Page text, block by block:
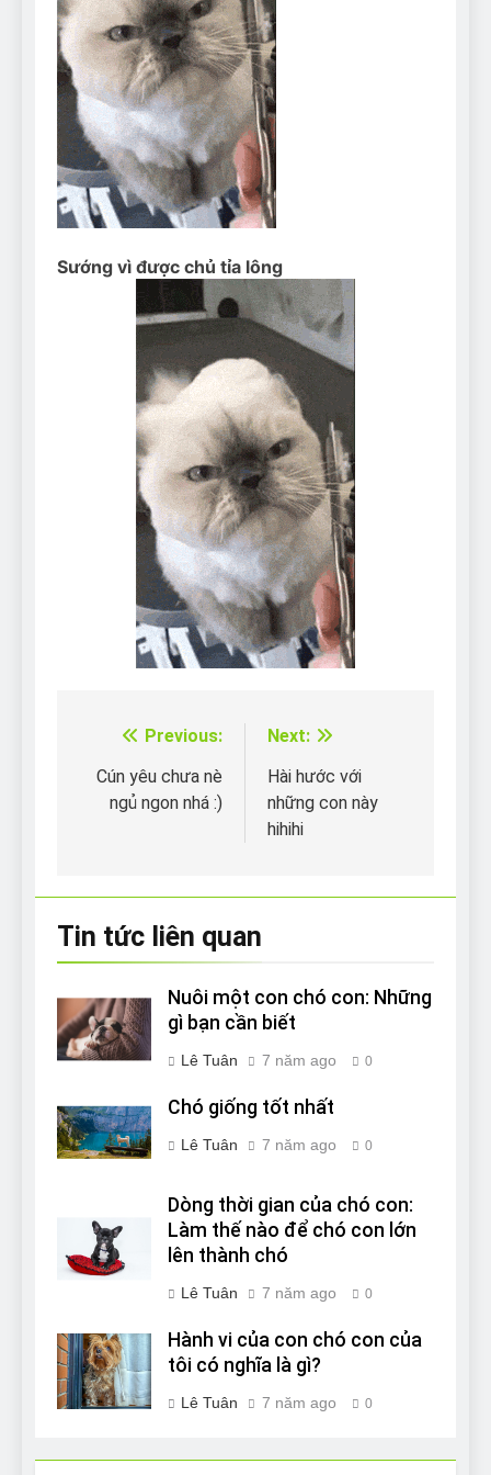
Can Bulldogs Play Fetch?
And How to Train Them!
7 Năm Ago
How Often Do I Need to
Groom My Bulldog
7 Năm Ago
Sướng vì được chủ tỉa lông
Điều
hướng
Previous:
Cún yêu chưa nè
ngủ ngon nhá :)
Next:
Hài hước với
những con này
hihihi
Tin tức liên quan
Nuôi một con chó con: Những
gì bạn cần biết
Lê Tuân 7 năm ago 0
Chó giống tốt nhất
Lê Tuân 7 năm ago 0
Dòng thời gian của chó con:
Làm thế nào để chó con lớn
lên thành chó
Lê Tuân 7 năm ago 0
Hành vi của con chó con của
tôi có nghĩa là gì?
Lê Tuân 7 năm ago 0